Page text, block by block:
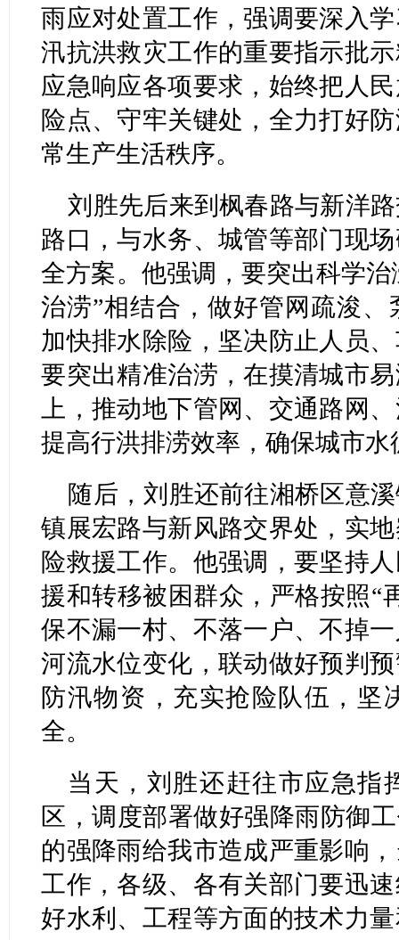
雨应对处置工作，强调要深入
汛抗洪救灾工作的重要指示批
应急响应各项要求，始终把人
险点、守牢关键处，全力打好
常生产生活秩序。
刘胜先后来到枫春路与新洋
路口，与水务、城管等部门现
全方案。他强调，要突出科学治
治涝”相结合，做好管网疏浚
加快排水除险，坚决防止人员
要突出精准治涝，在摸清城市
上，推动地下管网、交通路网
提高行洪排涝效率，确保城市
随后，刘胜还前往湘桥区意
镇展宏路与新风路交界处，实
险救援工作。他强调，要坚持
援和转移被困群众，严格按照“
保不漏一村、不落一户、不掉
河流水位变化，联动做好预判
防汛物资，充实抢险队伍，坚
全。
当天，刘胜还赶往市应急指
区，调度部署做好强降雨防御
的强降雨给我市造成严重影响
工作，各级、各有关部门要迅
好水利、工程等方面的技术力